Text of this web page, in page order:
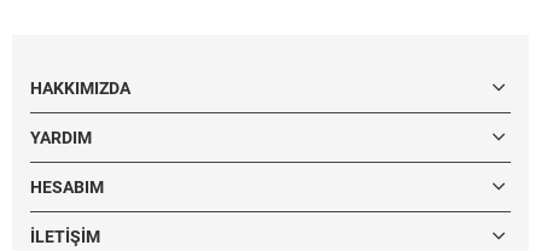
HAKKIMIZDA
YARDIM
HESABIM
İLETIŞIM